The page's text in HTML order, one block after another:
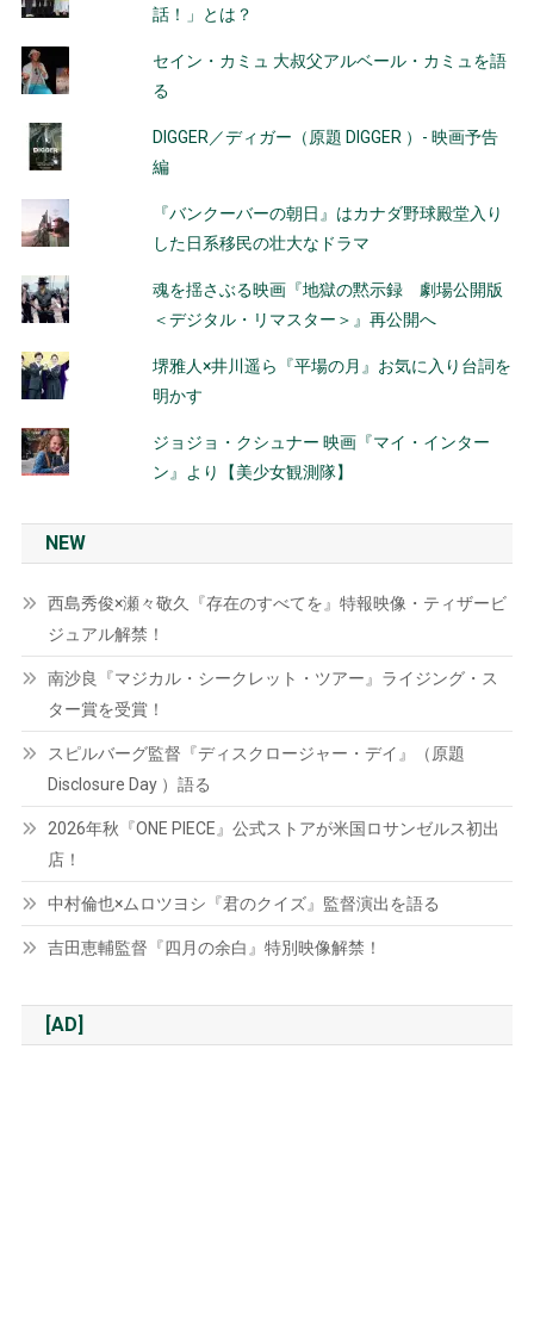
話！」とは？
セイン・カミュ 大叔父アルベール・カミュを語
る
DIGGER／ディガー（原題 DIGGER ）- 映画予告
編
『バンクーバーの朝日』はカナダ野球殿堂入り
した日系移民の壮大なドラマ
魂を揺さぶる映画『地獄の黙示録 劇場公開版
＜デジタル・リマスター＞』再公開へ
堺雅人×井川遥ら『平場の月』お気に入り台詞を
明かす
ジョジョ・クシュナー 映画『マイ・インター
ン』より【美少女観測隊】
NEW
西島秀俊×瀬々敬久『存在のすべてを』特報映像・ティザービ
ジュアル解禁！
南沙良『マジカル・シークレット・ツアー』ライジング・ス
ター賞を受賞！
スピルバーグ監督『ディスクロージャー・デイ』（原題
Disclosure Day ）語る
2026年秋『ONE PIECE』公式ストアが米国ロサンゼルス初出
店！
中村倫也×ムロツヨシ『君のクイズ』監督演出を語る
吉田恵輔監督『四月の余白』特別映像解禁！
[AD]